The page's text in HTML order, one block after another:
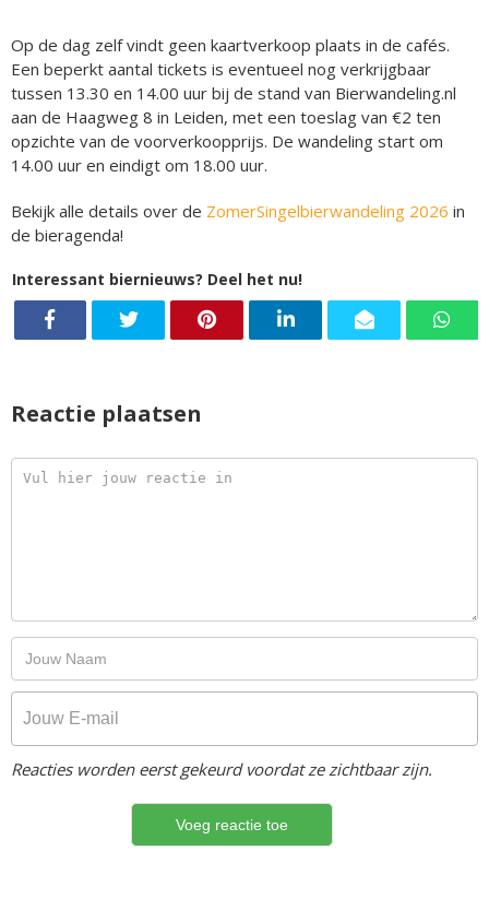
Op de dag zelf vindt geen kaartverkoop plaats in de cafés.
Een beperkt aantal tickets is eventueel nog verkrijgbaar
tussen 13.30 en 14.00 uur bij de stand van Bierwandeling.nl
aan de Haagweg 8 in Leiden, met een toeslag van €2 ten
opzichte van de voorverkoopprijs. De wandeling start om
14.00 uur en eindigt om 18.00 uur.
Bekijk alle details over de ZomerSingelbierwandeling 2026 in
de bieragenda!
Interessant biernieuws? Deel het nu!
Reactie plaatsen
Reacties worden eerst gekeurd voordat ze zichtbaar zijn.